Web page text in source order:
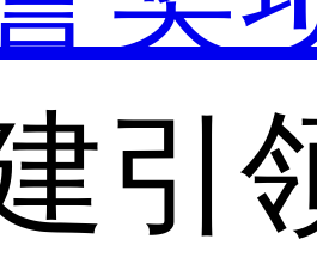
引